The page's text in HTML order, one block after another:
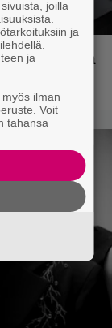
joilla
ja
ja
ilman
Voit
tahansa